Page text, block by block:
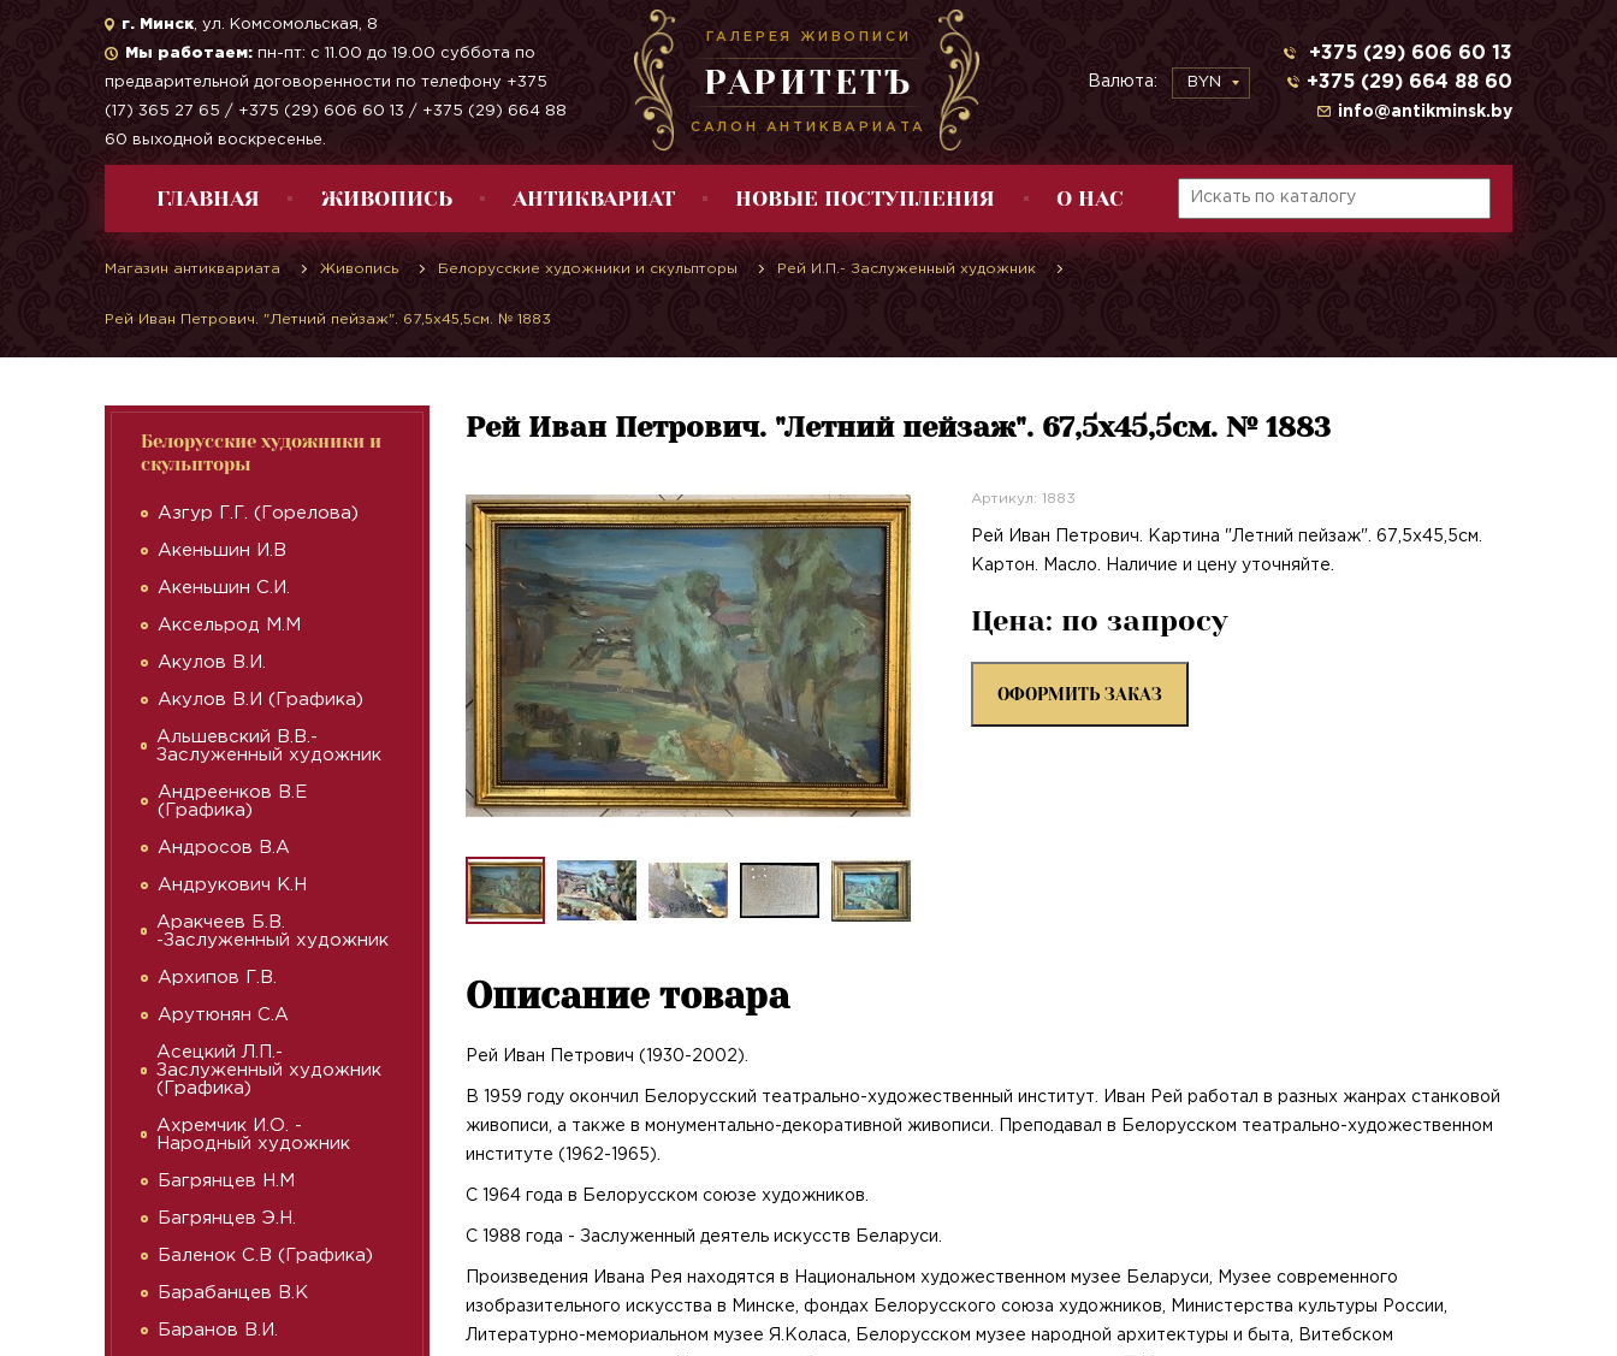
ГАЛЕРЕЯ ЖИВОПИСИ
РАРИТЕТЪ
САЛОН АНТИКВАРИАТА
г. Минск , ул. Комсомольская, 8
Мы работаем: пн-пт: с 11.00 до 19.00 суббота по
предварительной договоренности по телефону +375
(17) 365 27 65 / +375 (29) 606 60 13 / +375 (29) 664 88
60 выходной воскресенье.
Валюта: BYN
+375 (29) 606 60 13
+375 (29) 664 88 60
info@antikminsk.by
ГЛАВНАЯ ЖИВОПИСЬ АНТИКВАРИАТ НОВЫЕ ПОСТУПЛЕНИЯ О НАС
Магазин антиквариата Живопись Белорусские художники и скульпторы Рей И.П.- Заслуженный художник
Рей Иван Петрович. "Летний пейзаж". 67,5х45,5см. № 1883
Белорусские художники и
скульпторы
Азгур Г.Г. (Горелова)
Акеньшин И.В
Акеньшин С.И.
Аксельрод М.М
Акулов В.И.
Акулов В.И (Графика)
Альшевский В.В.-
Заслуженный художник
Андреенков В.Е
(Графика)
Андросов В.А
Андрукович К.Н
Аракчеев Б.В.
-Заслуженный художник
Архипов Г.В.
Арутюнян С.А
Асецкий Л.П.-
Заслуженный художник
(Графика)
Ахремчик И.О. -
Народный художник
Багрянцев Н.М
Багрянцев Э.Н.
Баленок С.В (Графика)
Барабанцев В.К
Баранов В.И.
Рей Иван Петрович. "Летний пейзаж". 67,5х45,5см. № 1883
Артикул: 1883
Рей Иван Петрович. Картина "Летний пейзаж". 67,5х45,5см.
Картон. Масло. Наличие и цену уточняйте.
Цена: по запросу
ОФОРМИТЬ ЗАКАЗ
Описание товара
Рей Иван Петрович (1930-2002).
В 1959 году окончил Белорусский театрально-художественный институт. Иван Рей работал в разных жанрах станковой
живописи, а также в монументально-декоративной живописи. Преподавал в Белорусском театрально-художественном
институте (1962-1965).
С 1964 года в Белорусском союзе художников.
С 1988 года - Заслуженный деятель искусств Беларуси.
Произведения Ивана Рея находятся в Национальном художественном музее Беларуси, Музее современного
изобразительного искусства в Минске, фондах Белорусского союза художников, Министерства культуры России,
Литературно-мемориальном музее Я.Коласа, Белорусском музее народной архитектуры и быта, Витебском